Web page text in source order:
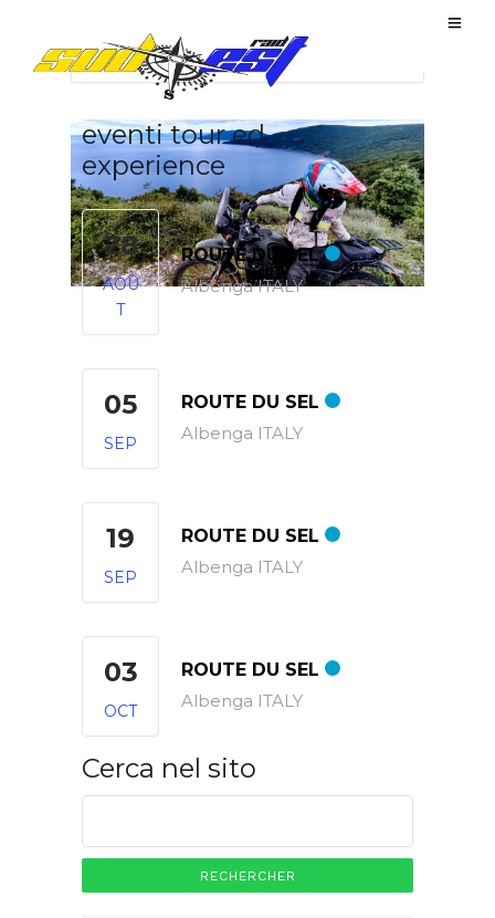
Home Events CROATIE Tour Istria
eventi tour ed
experience
28
AOÛ
T
ROUTE DU SEL
Albenga ITALY
05
SEP
ROUTE DU SEL
Albenga ITALY
19
SEP
ROUTE DU SEL
Albenga ITALY
03
OCT
ROUTE DU SEL
Albenga ITALY
Cerca nel sito